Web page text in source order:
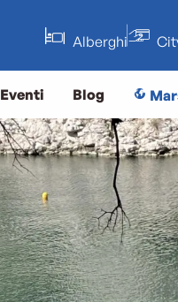
Alberghi
Eventi Blog